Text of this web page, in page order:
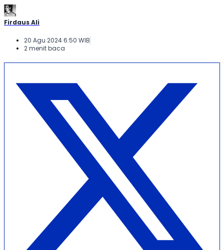
Firdaus Ali
20 Agu 2024 6:50 WIB
2 menit baca